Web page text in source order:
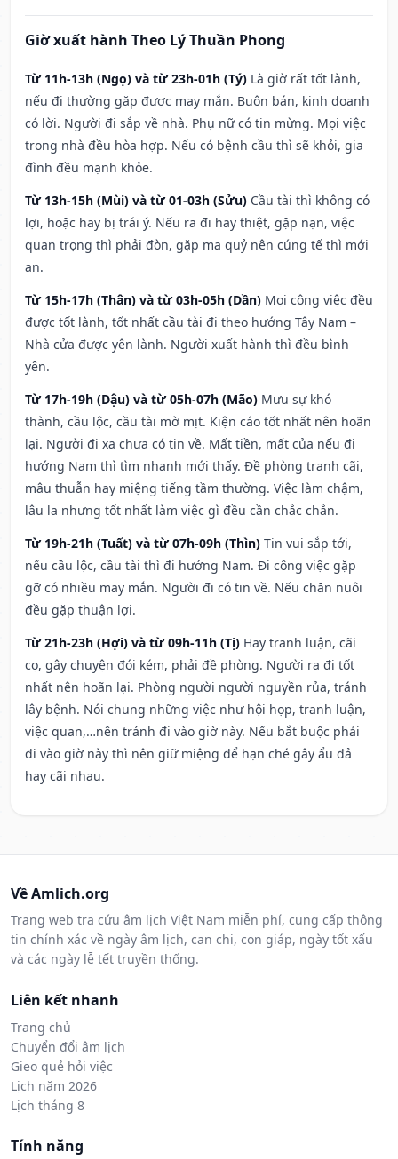
Giờ xuất hành Theo Lý Thuần Phong
Từ 11h-13h (Ngọ) và từ 23h-01h (Tý) Là giờ rất tốt lành,
nếu đi thường gặp được may mắn. Buôn bán, kinh doanh
có lời. Người đi sắp về nhà. Phụ nữ có tin mừng. Mọi việc
trong nhà đều hòa hợp. Nếu có bệnh cầu thì sẽ khỏi, gia
đình đều mạnh khỏe.
Từ 13h-15h (Mùi) và từ 01-03h (Sửu) Cầu tài thì không có
lợi, hoặc hay bị trái ý. Nếu ra đi hay thiệt, gặp nạn, việc
quan trọng thì phải đòn, gặp ma quỷ nên cúng tế thì mới
an.
Từ 15h-17h (Thân) và từ 03h-05h (Dần) Mọi công việc đều
được tốt lành, tốt nhất cầu tài đi theo hướng Tây Nam –
Nhà cửa được yên lành. Người xuất hành thì đều bình
yên.
Từ 17h-19h (Dậu) và từ 05h-07h (Mão) Mưu sự khó
thành, cầu lộc, cầu tài mờ mịt. Kiện cáo tốt nhất nên hoãn
lại. Người đi xa chưa có tin về. Mất tiền, mất của nếu đi
hướng Nam thì tìm nhanh mới thấy. Đề phòng tranh cãi,
mâu thuẫn hay miệng tiếng tầm thường. Việc làm chậm,
lâu la nhưng tốt nhất làm việc gì đều cần chắc chắn.
Từ 19h-21h (Tuất) và từ 07h-09h (Thìn) Tin vui sắp tới,
nếu cầu lộc, cầu tài thì đi hướng Nam. Đi công việc gặp
gỡ có nhiều may mắn. Người đi có tin về. Nếu chăn nuôi
đều gặp thuận lợi.
Từ 21h-23h (Hợi) và từ 09h-11h (Tị) Hay tranh luận, cãi
cọ, gây chuyện đói kém, phải đề phòng. Người ra đi tốt
nhất nên hoãn lại. Phòng người người nguyền rủa, tránh
lây bệnh. Nói chung những việc như hội họp, tranh luận,
việc quan,…nên tránh đi vào giờ này. Nếu bắt buộc phải
đi vào giờ này thì nên giữ miệng để hạn ché gây ẩu đả
hay cãi nhau.
Về Amlich.org
Trang web tra cứu âm lịch Việt Nam miễn phí, cung cấp thông
tin chính xác về ngày âm lịch, can chi, con giáp, ngày tốt xấu
và các ngày lễ tết truyền thống.
Liên kết nhanh
Trang chủ
Chuyển đổi âm lịch
Gieo quẻ hỏi việc
Lịch năm 2026
Lịch tháng 8
Tính năng